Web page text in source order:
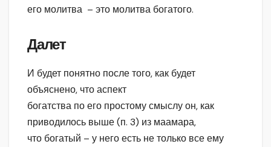
его молитва – это молитва богатого.
Далет
И будет понятно после того, как будет
объяснено, что аспект
богатства по его простому смыслу он, как
приводилось выше (п. 3) из маамара,
что богатый – у него есть не только все ему